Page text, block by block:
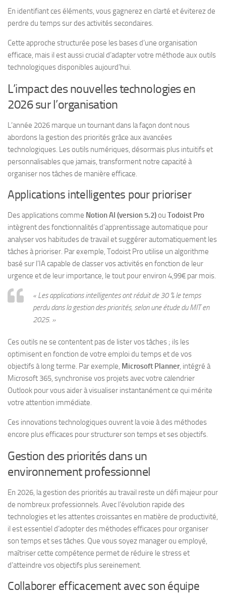
En identifiant ces éléments, vous gagnerez en clarté et éviterez de
perdre du temps sur des activités secondaires.
Cette approche structurée pose les bases d’une organisation
efficace, mais il est aussi crucial d’adapter votre méthode aux outils
technologiques disponibles aujourd’hui.
L’impact des nouvelles technologies en
2026 sur l’organisation
L’année 2026 marque un tournant dans la façon dont nous
abordons la gestion des priorités grâce aux avancées
technologiques. Les outils numériques, désormais plus intuitifs et
personnalisables que jamais, transforment notre capacité à
organiser nos tâches de manière efficace.
Applications intelligentes pour prioriser
Des applications comme Notion AI (version 5.2)ou Todoist Pro
intègrent des fonctionnalités d’apprentissage automatique pour
analyser vos habitudes de travail et suggérer automatiquement les
tâches à prioriser. Par exemple, Todoist Pro utilise un algorithme
basé sur l’IA capable de classer vos activités en fonction de leur
urgence et de leur importance, le tout pour environ 4,99€ par mois.
« Les applications intelligentes ont réduit de 30 % le temps
perdu dans la gestion des priorités, selon une étude du MIT en
2025. »
Ces outils ne se contentent pas de lister vos tâches ; ils les
optimisent en fonction de votre emploi du temps et de vos
objectifs à long terme. Par exemple, Microsoft Planner, intégré à
Microsoft 365, synchronise vos projets avec votre calendrier
Outlook pour vous aider à visualiser instantanément ce qui mérite
votre attention immédiate.
Ces innovations technologiques ouvrent la voie à des méthodes
encore plus efficaces pour structurer son temps et ses objectifs.
Gestion des priorités dans un
environnement professionnel
En 2026, la gestion des priorités au travail reste un défi majeur pour
de nombreux professionnels. Avec l’évolution rapide des
technologies et les attentes croissantes en matière de productivité,
il est essentiel d’adopter des méthodes efficaces pour organiser
son temps et ses tâches. Que vous soyez manager ou employé,
maîtriser cette compétence permet de réduire le stress et
d’atteindre vos objectifs plus sereinement.
Collaborer efficacement avec son équipe